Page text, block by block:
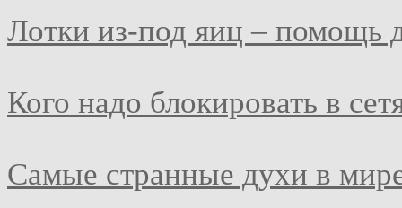
Лотки из-под яиц – помощь
Кого надо блокировать в
Самые странные духи в